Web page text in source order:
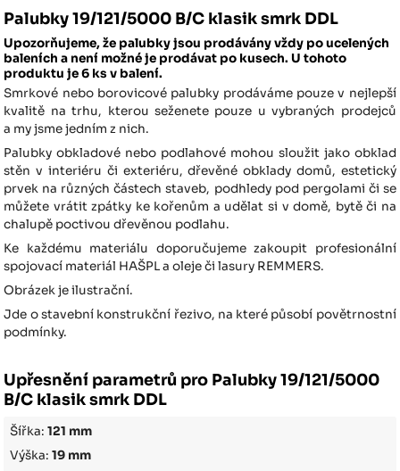
Palubky 19/121/5000 B/C klasik smrk DDL
Upozorňujeme, že palubky jsou prodávány vždy po ucelených
baleních a není možné je prodávat po kusech. U tohoto
produktu je 6 ks v balení.
Smrkové nebo borovicové palubky prodáváme pouze v nejlepší
kvalitě na trhu, kterou seženete pouze u vybraných prodejců
a my jsme jedním z nich.
Palubky obkladové nebo podlahové mohou sloužit jako obklad
stěn v interiéru či exteriéru, dřevěné obklady domů, estetický
prvek na různých částech staveb, podhledy pod pergolami či se
můžete vrátit zpátky ke kořenům a udělat si v domě, bytě či na
chalupě poctivou dřevěnou podlahu.
Ke každému materiálu doporučujeme zakoupit profesionální
spojovací materiál HAŠPL a oleje či lasury REMMERS.
Obrázek je ilustrační.
Jde o stavební konstrukční řezivo, na které působí povětrnostní
podmínky.
Upřesnění parametrů pro Palubky 19/121/5000
B/C klasik smrk DDL
Šířka:121 mm
Výška:19 mm